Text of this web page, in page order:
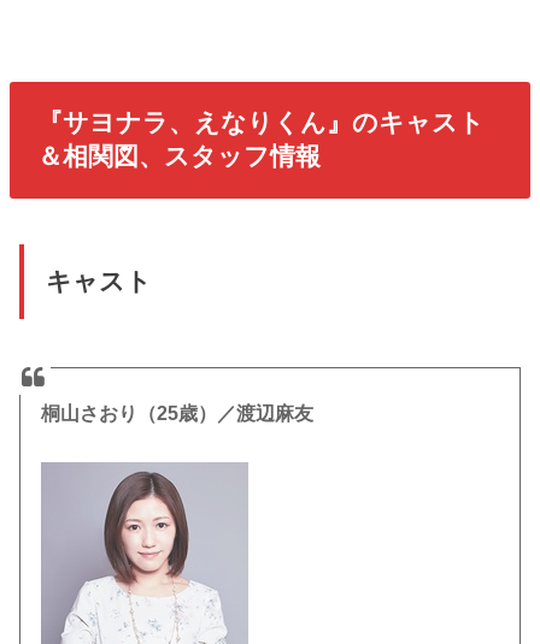
『サヨナラ、えなりくん』のキャスト
＆相関図、スタッフ情報
キャスト
桐山さおり（25歳）／渡辺麻友